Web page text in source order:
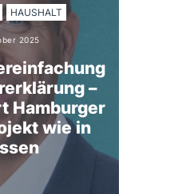
HAUSHALT
2025
–
Hamburger
wie in